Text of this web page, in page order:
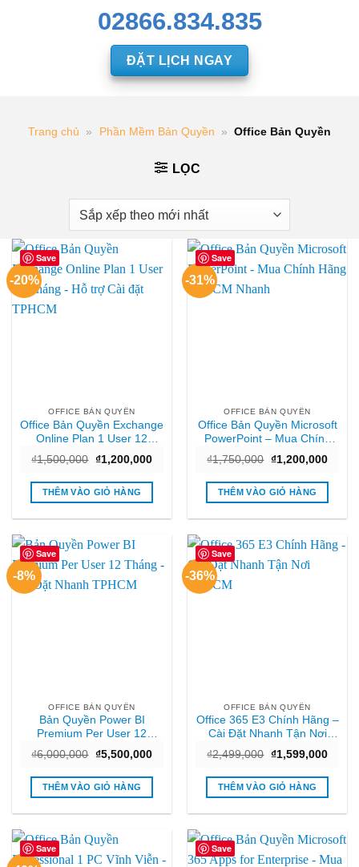
02866.834.835
ĐẶT LỊCH NGAY
Trang chủ » Phần Mềm Bản Quyền » Office Bản Quyền
LỌC
Save
-20%
OFFICE BẢN QUYỀN
Office Bản Quyền Exchange
Online Plan 1 User 12
TPHCM
₫1,500,000 Giá
là:
₫1,500,000.
₫1,200,000Giá
tại
₫1,200,000.
THÊM VÀO GIỎ HÀNG
Save
-31%
OFFICE BẢN QUYỀN
Office Bản Quyền Microsoft
PowerPoint – Mua Chính
₫1,750,000 Giá
là:
₫1,750,000.
₫1,200,000Giá
tại
THÊM VÀO GIỎ HÀNG
Save
-8%
OFFICE BẢN QUYỀN
Bản Quyền Power BI
Premium Per User 12
TPHCM
₫6,000,000 Giá
là:
₫6,000,000.
₫5,500,000Giá
tại
₫5,500,000.
THÊM VÀO GIỎ HÀNG
Save
-36%
OFFICE BẢN QUYỀN
Office 365 E3 Chính Hãng –
Cài Đặt Nhanh Tận Nơi
₫2,499,000 Giá
là:
₫2,499,000.
₫1,599,000Giá
tại
THÊM VÀO GIỎ HÀNG
Save Save